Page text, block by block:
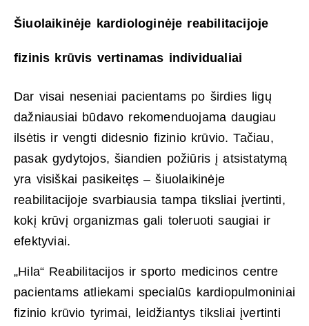
Šiuolaikinėje kardiologinėje reabilitacijoje
fizinis krūvis vertinamas individualiai
Dar visai neseniai pacientams po širdies ligų
dažniausiai būdavo rekomenduojama daugiau
ilsėtis ir vengti didesnio fizinio krūvio. Tačiau,
pasak gydytojos, šiandien požiūris į atsistatymą
yra visiškai pasikeitęs – šiuolaikinėje
reabilitacijoje svarbiausia tampa tiksliai įvertinti,
kokį krūvį organizmas gali toleruoti saugiai ir
efektyviai.
„Hila“ Reabilitacijos ir sporto medicinos centre
pacientams atliekami specialūs kardiopulmoniniai
fizinio krūvio tyrimai, leidžiantys tiksliai įvertinti